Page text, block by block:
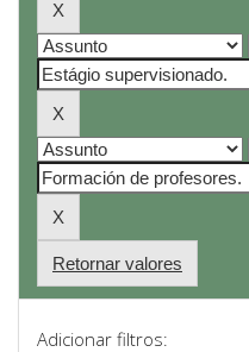
Retornar valores
Adicionar filtros: